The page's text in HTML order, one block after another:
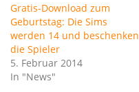
Gratis-Download zum
Geburtstag: Die Sims
werden 14 und beschenken
die Spieler
5. Februar 2014
In "News"